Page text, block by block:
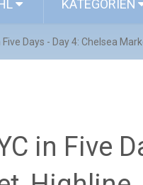
KATEGORIEN
Five Days - Day 4: Chelsea
in Five